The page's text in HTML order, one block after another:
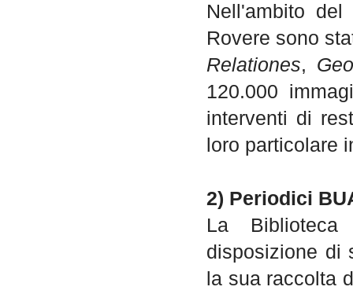
Nell'ambito
Rovere sono
Relationes,
120.000
interventi di
loro particolare
2) Periodici
La Biblioteca
disposizione di
la sua raccolta